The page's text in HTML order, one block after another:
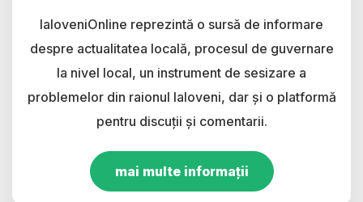
IaloveniOnline reprezintă o sursă de informare
despre actualitatea locală, procesul de guvernare
la nivel local, un instrument de sesizare a
problemelor din raionul Ialoveni, dar și o platformă
pentru discuții și comentarii.
mai multe informații